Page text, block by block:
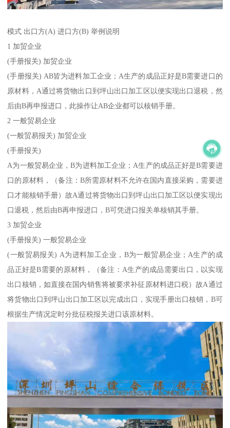
模式 出口方(A) 进口方(B) 举例说明
1 加贸企业
(手册报关) 加贸企业
(手册报关) AB皆为进料加工企业；A生产的成品正好是B需要进口的
原材料，A通过将货物出口到坪山出口加工区以便实现出口退税，然
后由B再申报进口，此操作让AB企业都可以核销手册。
2 一般贸易企业
(一般贸易报关) 加贸企业
(手册报关)
A为一般贸易企业，B为进料加工企业；A生产的成品正好是B需要进
口的原材料，（备注：B所需原材料不允许在国内直接采购，需要进
口才能核销手册）故A通过将货物出口到坪山出口加工区以便实现出
口退税，然后由B再申报进口，B可凭进口报关单核销其手册。
3 加贸企业
(手册报关) 一般贸易企业
(一般贸易报关) A为进料加工企业，B为一般贸易企业；A生产的成
品正好是B需要的原材料，（备注：A生产的成品需要出口，以实现
出口核销，如直接在国内销售将被要求补征原材料进口税）故A通过
将货物出口到坪山出口加工区以完成出口，实现手册出口核销，B可
根据生产情况定时分批征税报关进口该原材料。